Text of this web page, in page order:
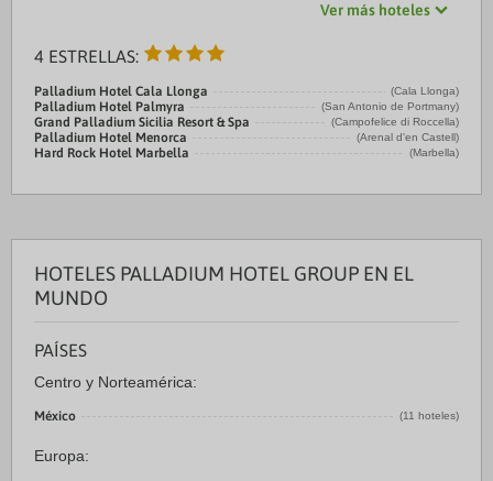
Ver más hoteles
4 ESTRELLAS:
Palladium Hotel Cala Llonga (Cala Llonga)
Palladium Hotel Palmyra (San Antonio de Portmany)
Grand Palladium Sicilia Resort & Spa (Campofelice di Roccella)
Palladium Hotel Menorca (Arenal d'en Castell)
Hard Rock Hotel Marbella (Marbella)
HOTELES PALLADIUM HOTEL GROUP EN EL
MUNDO
PAÍSES
Centro y Norteamérica:
México (11 hoteles)
Europa: